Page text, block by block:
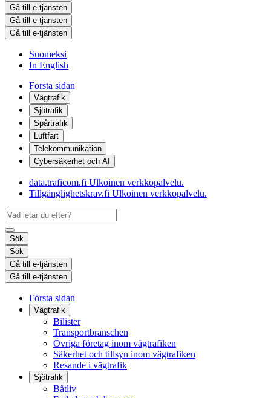
Gå till e-tjänsten
Gå till e-tjänsten
Gå till e-tjänsten
Suomeksi
In English
Första sidan
Vägtrafik
Sjötrafik
Spårtrafik
Luftfart
Telekommunikation
Cybersäkerhet och AI
data.traficom.fi Ulkoinen verkkopalvelu.
Tillgänglighetskrav.fi Ulkoinen verkkopalvelu.
Sök
Sök
Gå till e-tjänsten
Gå till e-tjänsten
Första sidan
Vägtrafik
Bilister
Transportbranschen
Övriga företag inom vägtrafiken
Säkerhet och tillsyn inom vägtrafiken
Resande i vägtrafik
Sjötrafik
Båtliv